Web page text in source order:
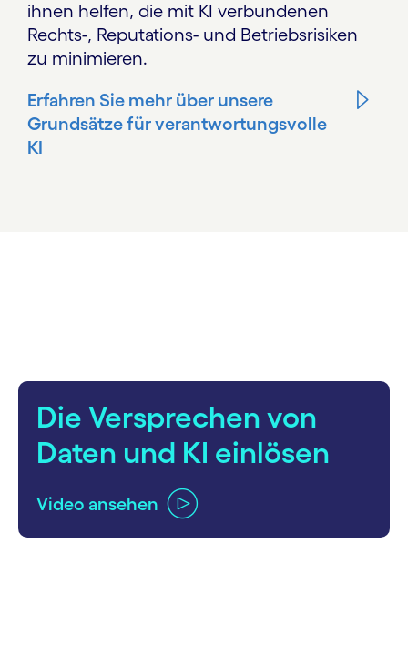
ihnen helfen, die mit KI verbundenen
Rechts-, Reputations- und Betriebsrisiken
zu minimieren.
Erfahren Sie mehr über unsere
Grundsätze für verantwortungsvolle
KI
Die Versprechen von
Daten und KI einlösen
Video ansehen